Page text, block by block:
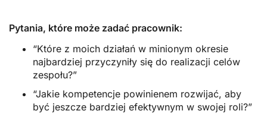
Pytania, które może zadać pracownik:
“Które z moich działań w minionym okresie
najbardziej przyczyniły się do realizacji celów
zespołu?”
“Jakie kompetencje powinienem rozwijać, aby
być jeszcze bardziej efektywnym w swojej roli?”